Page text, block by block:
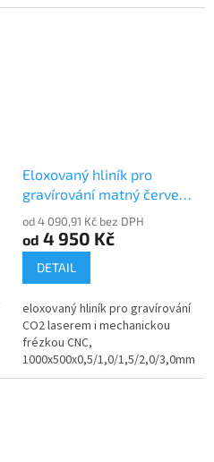
Eloxovaný hliník pro
gravírování matný červený
30105-20
od 4 090,91 Kč bez DPH
od 4 950 Kč
DETAIL
eloxovaný hliník pro gravírování
CO2 laserem i mechanickou
frézkou CNC,
1000x500x0,5/1,0/1,5/2,0/3,0mm,
povrch matný, červený